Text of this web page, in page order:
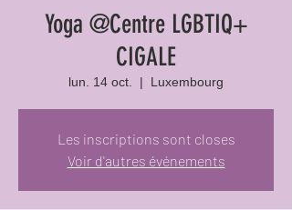
Yoga @Centre LGBTIQ+
CIGALE
lun. 14 oct.
  |
Luxembourg
Les inscriptions sont closes
Voir d'autres événements